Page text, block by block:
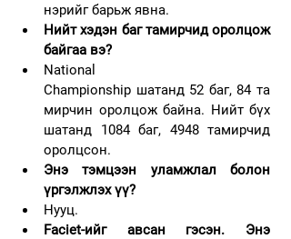
нэрийг барьж явна.
Нийт хэдэн баг тамирчид оролцож
байгаа вэ?
National
Championship шатанд 52 баг, 84 та
мирчин оролцож байна. Нийт бүх
шатанд 1084 баг, 4948 тамирчид
оролцсон.
Энэ тэмцээн уламжлал болон
үргэлжлэх үү?
Нууц.
Faciet-ийг авсан гэсэн. Энэ